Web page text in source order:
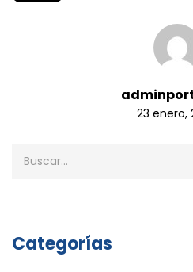
23 enero,
Categorías